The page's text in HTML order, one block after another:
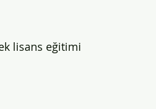
lisans eğitimi